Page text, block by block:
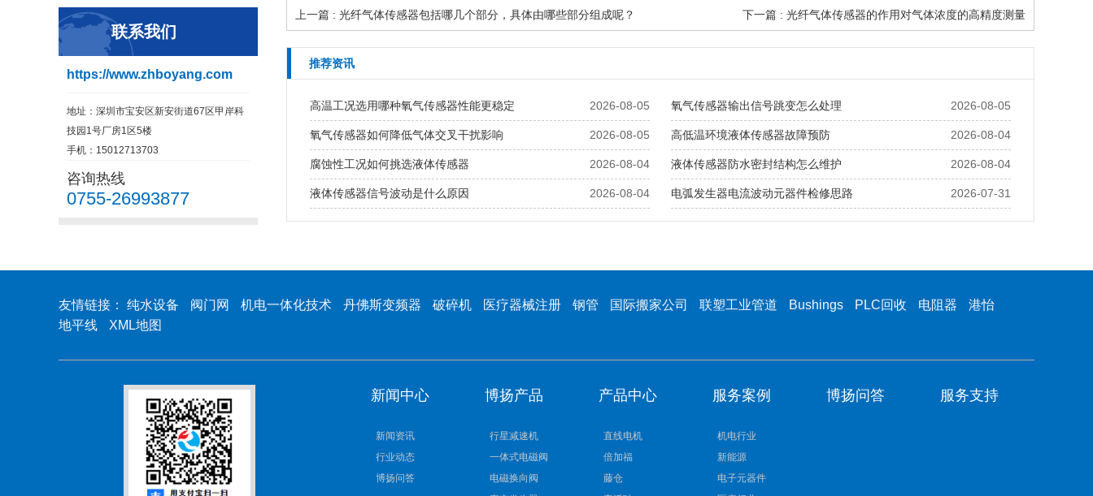
联系我们
https://www.zhboyang.com
地址：深圳市宝安区新安街道67区甲岸科
技园1号厂房1区5楼
手机：15012713703
咨询热线
0755-26993877
上一篇 : 光纤气体传感器包括哪几个部分，具体由哪些部分组成呢？ 下一篇 : 光纤气体传感器的作用对气体浓度的高精度测量
推荐资讯
2026-08-05
高温工况选用哪种氧气传感器性能更稳定 2026-08-05
氧气传感器输出信号跳变怎么处理
2026-08-05
氧气传感器如何降低气体交叉干扰影响 2026-08-04
高低温环境液体传感器故障预防
2026-08-04
腐蚀性工况如何挑选液体传感器 2026-08-04
液体传感器防水密封结构怎么维护
2026-08-04
液体传感器信号波动是什么原因 2026-07-31
电弧发生器电流波动元器件检修思路
友情链接： 纯水设备 阀门网 机电一体化技术 丹佛斯变频器 破碎机 医疗器械注册 钢管 国际搬家公司 联塑工业管道 Bushings PLC回收 电阻器
港怡
地平线
XML地图
新闻中心
新闻资讯
行业动态
博扬问答
博扬产品
行星减速机
一体式电磁阀
电磁换向阀
产品中心
直线电机
倍加福
藤仓
服务案例
机电行业
新能源
电子元器件
博扬问答 服务支持